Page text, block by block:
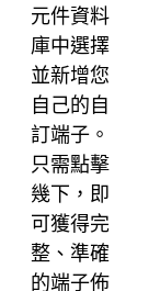
元件資料
庫中選擇
並新增您
自己的自
訂端子。
只需點擊
幾下，即
可獲得完
整、準確
的端子佈